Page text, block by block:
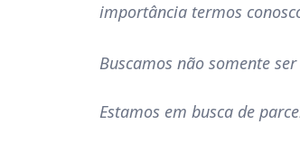
importância termos
Buscamos não somente
Estamos em busca de